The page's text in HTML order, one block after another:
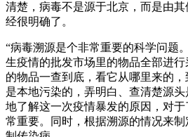
清楚，病毒不是源于北京，而是由
经很明确了。
“病毒溯源是个非常重要的科学问题
生疫情的批发市场里的物品全部进
的物品一查到底，看它从哪里来的
是本地污染的，弄明白、查清楚源
地了解这一次疫情暴发的原因，对
常重要。同时，根据溯源的情况来